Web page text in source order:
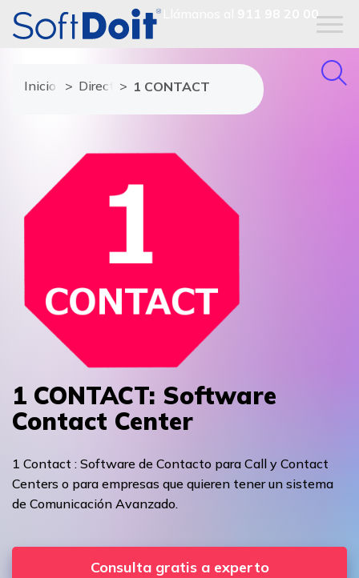
911 98 20 00
Inicio Directorio de proveedores
1 CONTACT
1 CONTACT: Software
Contact Center
1 Contact : Software de Contacto para Call y Contact
Centers o para empresas que quieren tener un sistema
de Comunicación Avanzado.
Consulta gratis a experto